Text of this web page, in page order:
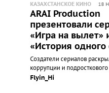
КАЗАХСТАНСКОЕ КИНО 18
ARAI Production
презентовали
«Игра на вылет»
«История одного
Создатели сериалов
коррупции и подросткового
Flyin_Hi